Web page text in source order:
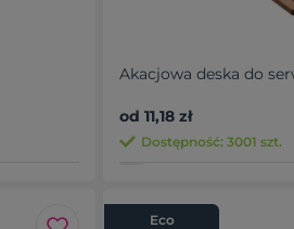
Akacjowa deska do
od 11,18 zł
Dostępność: 3001 szt.
Eco